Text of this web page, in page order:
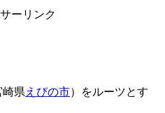
ーリンク
県 えびの市）をルーツとす